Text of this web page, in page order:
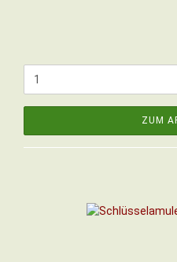
ZUM